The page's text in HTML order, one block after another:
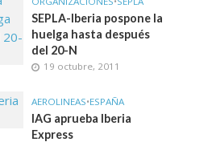
SEPLA-Iberia pospone la
huelga hasta después
del 20-N
19 octubre, 2011
AEROLINEAS•ESPAÑA
IAG aprueba Iberia
Express